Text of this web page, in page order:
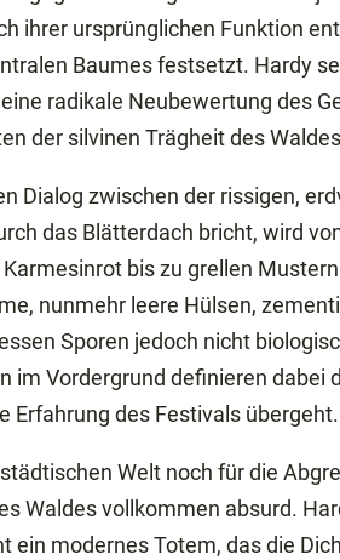
ihrer ursprünglichen Funktion
Baumes festsetzt. Hardy
radikale Neubewertung des
der silvinen Trägheit des
zwischen der rissigen,
das Blätterdach bricht, wird
bis zu grellen
nunmehr leere Hülsen,
Sporen jedoch nicht
im Vordergrund definieren dabei
Erfahrung des Festivals übergeht.
Welt noch für die
Waldes vollkommen absurd.
modernes Totem, das die